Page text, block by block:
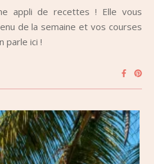
de la semaine et vos courses
parle ici !